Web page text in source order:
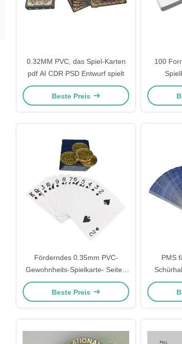
0.32MM PVC, das Spiel-Karten
pdf AI CDR PSD Entwurf spielt
Beste Preis
100
Förderndes 0.35mm PVC-
Gewohnheits-Spielkarte- Seiten
gedruckt
Beste Preis
PMS